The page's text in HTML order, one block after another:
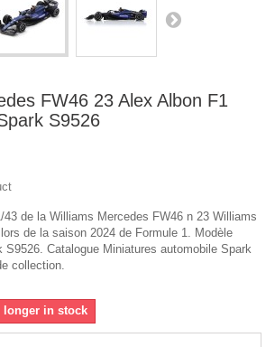
FW46 23 Alex Albon F1
S9526
43 de la Williams Mercedes FW46 n 23 Williams
de la saison 2024 de Formule 1. Modèle
S9526. Catalogue Miniatures automobile Spark
collection.
in stock